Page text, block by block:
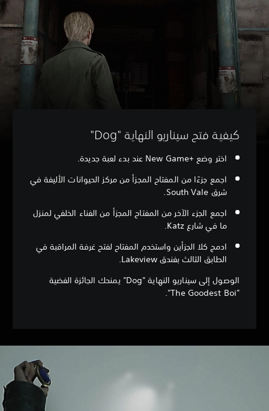
كيفية فتح سيناريو النهاية "Dog"
اختر وضع New Game+‎ عند بدء لعبة جديدة.
اجمع جزءًا من المفتاح المجزأ من مركز الحيوانات الأليفة في
شرق South Vale.
اجمع الجزء الآخر من المفتاح المجزأ من الفناء الخلفي لمنزل
ما في شارع Katz.
ادمج كلا الجزأين واستخدم المفتاح لفتح غرفة المراقبة في
الطابق الثالث بفندق Lakeview.
الوصول إلى سيناريو النهاية "Dog" يمنحك الجائزة الفضية